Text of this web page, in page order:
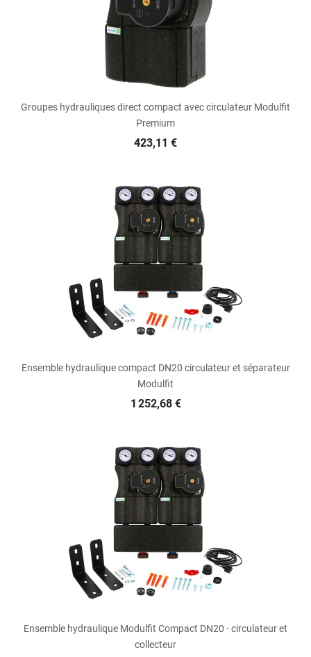
Groupes hydrauliques direct compact avec circulateur Modulfit
Premium
423,11 €
Ensemble hydraulique compact DN20 circulateur et séparateur
Modulfit
1 252,68 €
Ensemble hydraulique Modulfit Compact DN20 - circulateur et
collecteur